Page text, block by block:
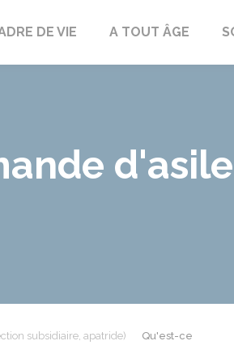
DE VIE A TOUT ÂGE
subsidiaire, apatride)
Qu'est-ce